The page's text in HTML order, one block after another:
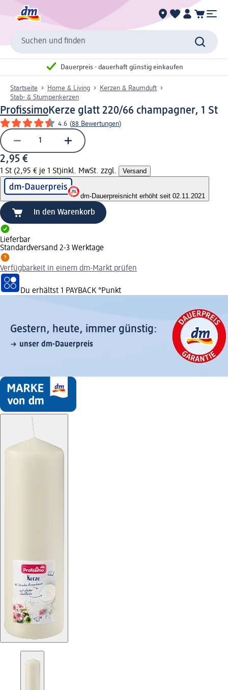
Suchen und finden
Dauerpreis - dauerhaft günstig einkaufen
Startseite Home & Living
Kerzen & Raumduft
Stab- & Stumpenkerzen
ProfissimoKerze glatt 220/66 champagner, 1 St
4.6 (88 Bewertungen)
2,95 €
1 St (2,95 € je 1 St)inkl. MwSt. zzgl. Versand
dm-Dauerpreisnicht erhöht seit 02.11.2021
In den Warenkorb
Lieferbar
Standardversand 2-3 Werktage
Verfügbarkeit in einem dm-Markt prüfen
Du erhältst 1 PAYBACK °Punkt
Gestern, heute, immer günstig:
unser dm-Dauerpreis